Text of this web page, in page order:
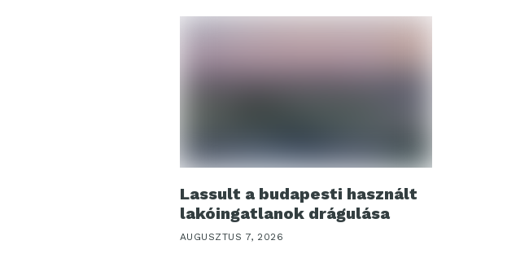
Lassult a budapesti használt
lakóingatlanok drágulása
AUGUSZTUS 7, 2026